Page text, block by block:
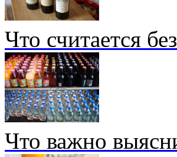
Что считается
Что важно